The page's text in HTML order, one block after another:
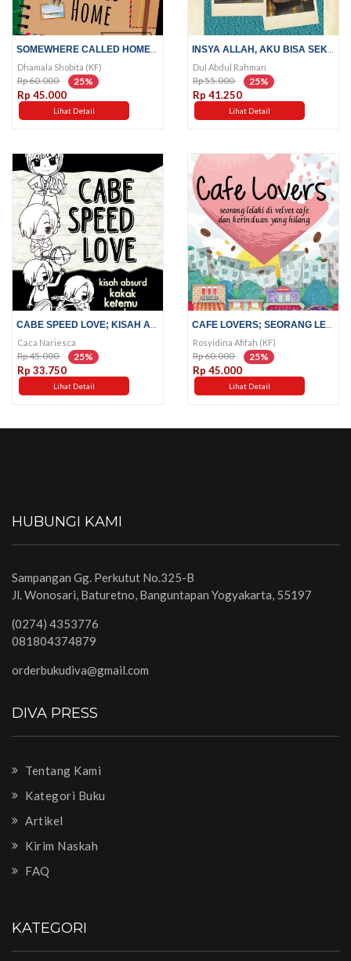
Dhamala Shobita (KF)
Rp 60.000 25%
Rp 45.000
Lihat Detail
Dul Abdul Rahman
Rp 55.000 25%
Rp 41.250
Lihat Detail
Caca Nariesca
Rp 45.000 25%
Rp 33.750
Lihat Detail
Rosyidina Afifah (KF)
Rp 60.000 25%
Rp 45.000
Lihat Detail
HUBUNGI KAMI
Sampangan Gg. Perkutut No.325-B
Jl. Wonosari, Baturetno, Banguntapan Yogyakarta, 55197
(0274) 4353776
081804374879
orderbukudiva@gmail.com
DIVA PRESS
Tentang Kami
Kategori Buku
Artikel
Kirim Naskah
FAQ
KATEGORI